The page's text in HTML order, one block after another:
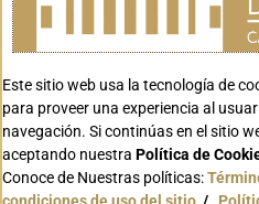
Este sitio web usa la tecnología de
para proveer una experiencia al
navegación. Si continúas en el sitio
aceptando nuestra Política de
Conoce de Nuestras políticas: